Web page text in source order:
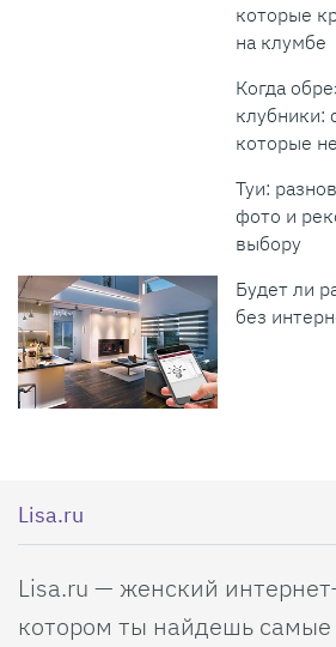
которые
на клумбе
Когда
клубники:
которые
Туи:
фото и
выбору
Будет ли
без
Lisa.ru
Lisa.ru — женский
котором ты найдешь самые